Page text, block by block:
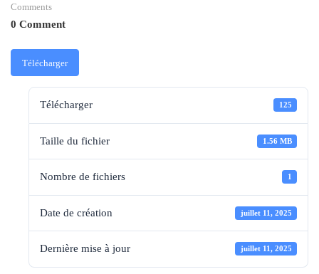
Comments
0 Comment
Télécharger
Télécharger 125
Taille du fichier 1.56 MB
Nombre de fichiers 1
Date de création juillet 11, 2025
Dernière mise à jour juillet 11, 2025